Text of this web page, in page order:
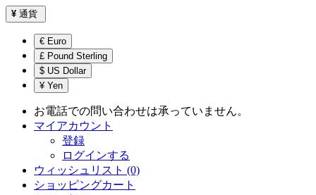
¥ 通貨
€ Euro
£ Pound Sterling
$ US Dollar
¥ Yen
お電話での問い合わせは承っていません。
マイアカウント
登録
ログインする
ウィッシュリスト (0)
ショッピングカート